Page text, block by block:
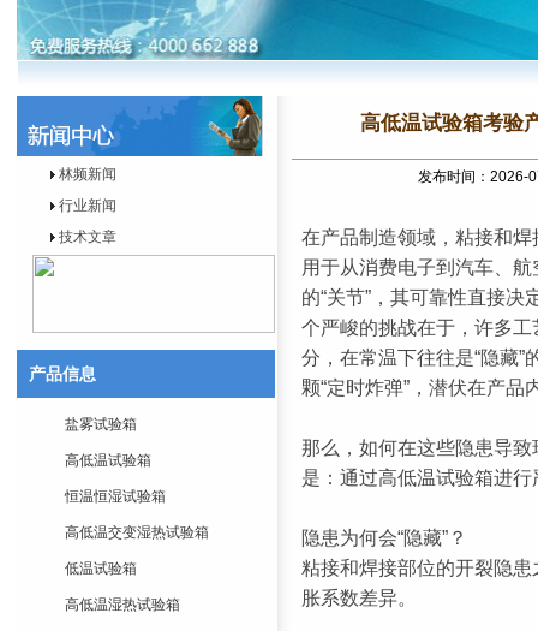
林频新闻
行业新闻
技术文章
产品信息
盐雾试验箱
高低温试验箱
恒温恒湿试验箱
高低温交变湿热试验箱
低温试验箱
高低温湿热试验箱
高低温试验箱考验
发布时间：
在产品制造领域，粘接和
用于从消费电子到汽车、
的“关节”，其可靠性直接
个严峻的挑战在于，许多
分，在常温下往往是“隐藏
颗“定时炸弹”，潜伏在产品
那么，如何在这些隐患导
是：通过高低温试验箱进
隐患为何会“隐藏”？
粘接和焊接部位的开裂隐
胀系数差异。